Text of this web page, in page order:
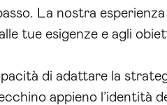
La nostra
tue esigenze e agli
di adattare la
appieno l’identità